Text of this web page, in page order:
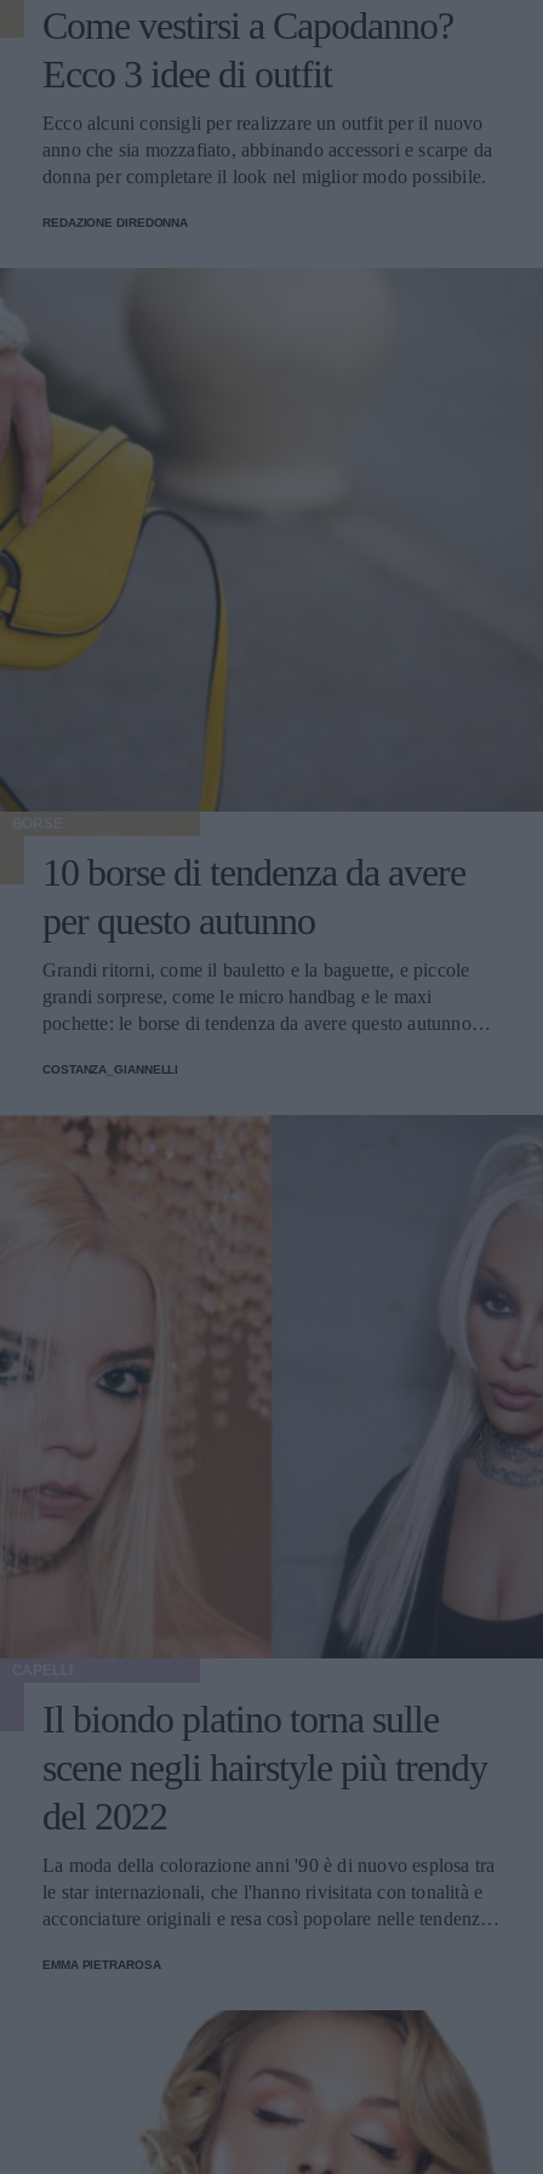
Come vestirsi a Capodanno?
Ecco 3 idee di outfit
Ecco alcuni consigli per realizzare un outfit per il nuovo
anno che sia mozzafiato, abbinando accessori e scarpe da
donna per completare il look nel miglior modo possibile.
REDAZIONE DIREDONNA
BORSE
10 borse di tendenza da avere
per questo autunno
Grandi ritorni, come il bauletto e la baguette, e piccole
grandi sorprese, come le micro handbag e le maxi
pochette: le borse di tendenza da avere questo autunno
COSTANZA_GIANNELLI
Il biondo platino torna sulle
scene negli hairstyle più trendy
del 2022
La moda della colorazione anni '90 è di nuovo esplosa tra
le star internazionali, che l'hanno rivisitata con tonalità e
acconciature originali e resa così popolare nelle tendenze
EMMA PIETRAROSA